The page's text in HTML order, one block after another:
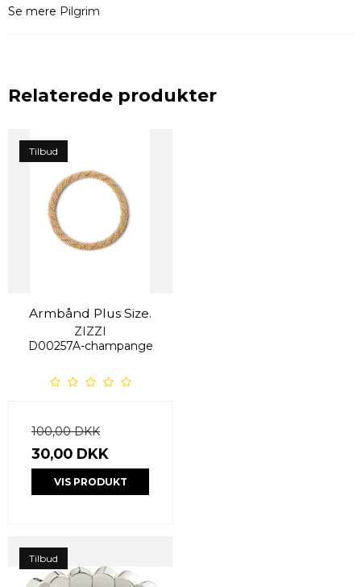
Se mere Pilgrim
Relaterede produkter
Tilbud
Armbånd Plus Size.
ZIZZI
D00257A-champange
100,00 DKK
30,00 DKK
VIS PRODUKT
Tilbud